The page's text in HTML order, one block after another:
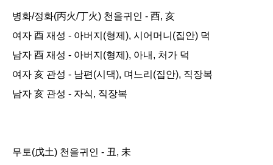
병화/정화(丙火/丁火) 천을귀인 - 酉, 亥
여자 酉 재성 - 아버지(형제), 시어머니(집안) 덕
남자 酉 재성 - 아버지(형제), 아내, 처가 덕
여자 亥 관성 - 남편(시댁), 며느리(집안), 직장복
남자 亥 관성 - 자식, 직장복
무토(戊土) 천을귀인 - 丑, 未